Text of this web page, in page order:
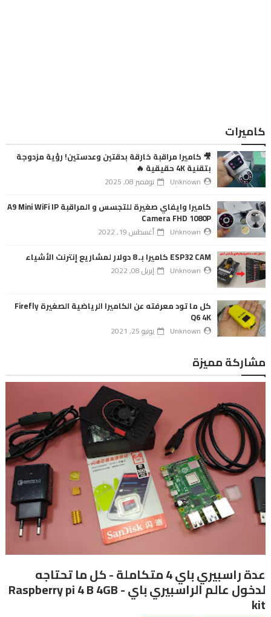
كاميرات
🎥 كاميرا مراقبة خارقة بدقتين وعدستين! رؤية مزدوجة
بتقنية 4K حقيقية 🔥
Unknown نوفمبر 08, 2025
كاميرا وايفاي صغيرة للتجسس و المراقبة A9 Mini WiFi IP
Camera FHD 1080P
Unknown أغسطس 19, 2022
ESP32 CAM كاميرا بـ 8 دولار لمشاريع إنترنت الأشياء
Unknown إبريل 08, 2022
كل ما تود معرفته عن الكاميرا الرياضية الصغيرة Firefly
Q6 4K
Unknown يونيو 25, 2021
مشاركة مميزة
عدة راسبيري باي 4 متكاملة - كل ما تحتاجه
لدخول عالم الراسبيري باي - Raspberry pi 4 B 4GB
kit